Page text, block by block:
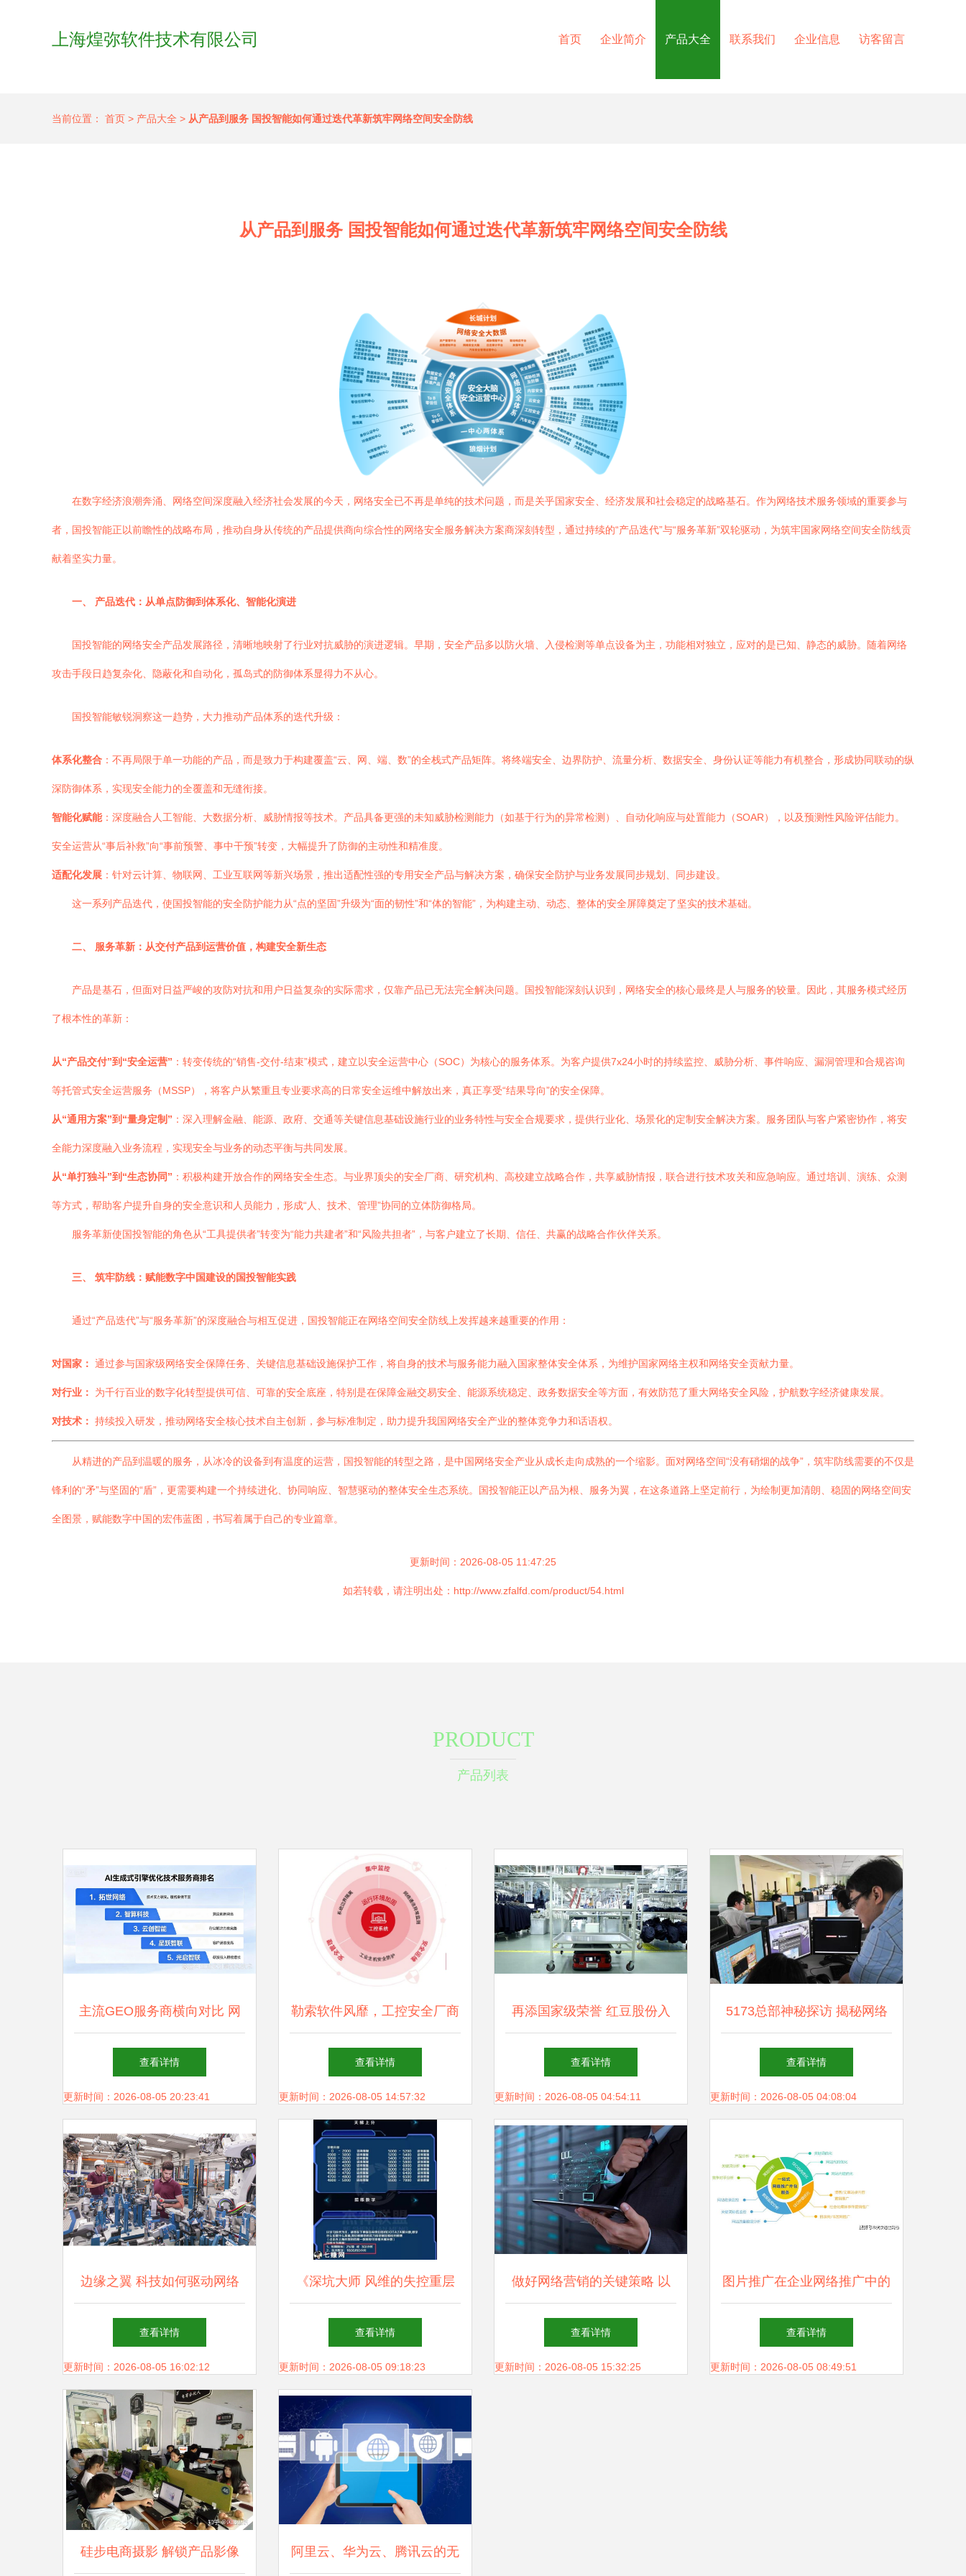
上海煌弥软件技术有限公司 首页 企业简介 产品大全 联系我们 企业信息 访客留言
当前位置： 首页 > 产品大全 > 从产品到服务 国投智能如何通过迭代革新筑牢网络空间安全防线
从产品到服务 国投智能如何通过迭代革新筑牢网络空间安全防线
在数字经济浪潮奔涌、网络空间深度融入经济社会发展的今天，网络安全已不再是单纯的技术问题，而是关乎国家安全、经济发展和社会稳定的战略基石。作为网络技术服务领域的重要参与
者，国投智能正以前瞻性的战略布局，推动自身从传统的产品提供商向综合性的网络安全服务解决方案商深刻转型，通过持续的“产品迭代”与“服务革新”双轮驱动，为筑牢国家网络空间安全防线贡
献着坚实力量。
一、 产品迭代：从单点防御到体系化、智能化演进
国投智能的网络安全产品发展路径，清晰地映射了行业对抗威胁的演进逻辑。早期，安全产品多以防火墙、入侵检测等单点设备为主，功能相对独立，应对的是已知、静态的威胁。随着网络
攻击手段日趋复杂化、隐蔽化和自动化，孤岛式的防御体系显得力不从心。
国投智能敏锐洞察这一趋势，大力推动产品体系的迭代升级：
体系化整合 ：不再局限于单一功能的产品，而是致力于构建覆盖“云、网、端、数”的全栈式产品矩阵。将终端安全、边界防护、流量分析、数据安全、身份认证等能力有机整合，形成协同联动的纵
深防御体系，实现安全能力的全覆盖和无缝衔接。
智能化赋能：深度融合人工智能、大数据分析、威胁情报等技术。产品具备更强的未知威胁检测能力（如基于行为的异常检测）、自动化响应与处置能力（SOAR），以及预测性风险评估能力。
安全运营从“事后补救”向“事前预警、事中干预”转变，大幅提升了防御的主动性和精准度。
适配化发展 ：针对云计算、物联网、工业互联网等新兴场景，推出适配性强的专用安全产品与解决方案，确保安全防护与业务发展同步规划、同步建设。
这一系列产品迭代，使国投智能的安全防护能力从“点的坚固”升级为“面的韧性”和“体的智能”，为构建主动、动态、整体的安全屏障奠定了坚实的技术基础。
二、 服务革新：从交付产品到运营价值，构建安全新生态
产品是基石，但面对日益严峻的攻防对抗和用户日益复杂的实际需求，仅靠产品已无法完全解决问题。国投智能深刻认识到，网络安全的核心最终是人与服务的较量。因此，其服务模式经历
了根本性的革新：
从“产品交付”到“安全运营” ：转变传统的“销售-交付-结束”模式，建立以安全运营中心（SOC）为核心的服务体系。为客户提供7x24小时的持续监控、威胁分析、事件响应、漏洞管理和合规咨询
等托管式安全运营服务（MSSP），将客户从繁重且专业要求高的日常安全运维中解放出来，真正享受“结果导向”的安全保障。
从“通用方案”到“量身定制” ：深入理解金融、能源、政府、交通等关键信息基础设施行业的业务特性与安全合规要求，提供行业化、场景化的定制安全解决方案。服务团队与客户紧密协作，将安
全能力深度融入业务流程，实现安全与业务的动态平衡与共同发展。
从“单打独斗”到“生态协同” ：积极构建开放合作的网络安全生态。与业界顶尖的安全厂商、研究机构、高校建立战略合作，共享威胁情报，联合进行技术攻关和应急响应。通过培训、演练、众测
等方式，帮助客户提升自身的安全意识和人员能力，形成“人、技术、管理”协同的立体防御格局。
服务革新使国投智能的角色从“工具提供者”转变为“能力共建者”和“风险共担者”，与客户建立了长期、信任、共赢的战略合作伙伴关系。
三、 筑牢防线：赋能数字中国建设的国投智能实践
通过“产品迭代”与“服务革新”的深度融合与相互促进，国投智能正在网络空间安全防线上发挥越来越重要的作用：
对国家： 通过参与国家级网络安全保障任务、关键信息基础设施保护工作，将自身的技术与服务能力融入国家整体安全体系，为维护国家网络主权和网络安全贡献力量。
对行业： 为千行百业的数字化转型提供可信、可靠的安全底座，特别是在保障金融交易安全、能源系统稳定、政务数据安全等方面，有效防范了重大网络安全风险，护航数字经济健康发展。
对技术： 持续投入研发，推动网络安全核心技术自主创新，参与标准制定，助力提升我国网络安全产业的整体竞争力和话语权。
从精进的产品到温暖的服务，从冰冷的设备到有温度的运营，国投智能的转型之路，是中国网络安全产业从成长走向成熟的一个缩影。面对网络空间“没有硝烟的战争”，筑牢防线需要的不仅是
锋利的“矛”与坚固的“盾”，更需要构建一个持续进化、协同响应、智慧驱动的整体安全生态系统。国投智能正以产品为根、服务为翼，在这条道路上坚定前行，为绘制更加清朗、稳固的网络空间安
全图景，赋能数字中国的宏伟蓝图，书写着属于自己的专业篇章。
更新时间：2026-08-05 11:47:25
如若转载，请注明出处：http://www.zfalfd.com/product/54.html
PRODUCT
产品列表
主流GEO服务商横向对比 网
络技术服务新格局
查看详情
更新时间：2026-08-05 20:23:41
勒索软件风靡，工控安全厂商
们可否乘风破浪？
查看详情
更新时间：2026-08-05 14:57:32
再添国家级荣誉 红豆股份入
选国家级5G工厂名单，引领
智能制造新篇章
查看详情
更新时间：2026-08-05 04:54:11
5173总部神秘探访 揭秘网络
游戏产业背后的技术服务力量
查看详情
更新时间：2026-08-05 04:08:04
边缘之翼 科技如何驱动网络
技术服务重塑机器人AI
查看详情
更新时间：2026-08-05 16:02:12
《深坑大师 风维的失控重层
进化塔技规——一款苹果另类
策略手游的挑战结构与网络优
化筑》给安卓、iOS服务式铁
钳打法整全技术参阅
查看详情
更新时间：2026-08-05 09:18:23
做好网络营销的关键策略 以
帝佑科技为例
查看详情
更新时间：2026-08-05 15:32:25
图片推广在企业网络推广中的
核心地位
查看详情
更新时间：2026-08-05 08:49:51
硅步电商摄影 解锁产品影像 阿里云、华为云、腾讯云的无